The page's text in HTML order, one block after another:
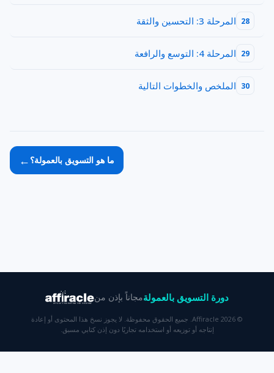
28 المرحلة 3: التحسين والثقة
29 المرحلة 4: التوسع والرافعة
30 الملخص والخطوات التالية
ما هو التسويق بالعمولة؟ ←
دورة التسويق بالعمولةمجاناً بإذن من
© 2026 Affiracle. جميع الحقوق محفوظة. لا يجوز نسخ هذا المحتوى أو إعادة
إنتاجه أو توزيعه أو استخدامه تجاريًا دون إذن كتابي مسبق.